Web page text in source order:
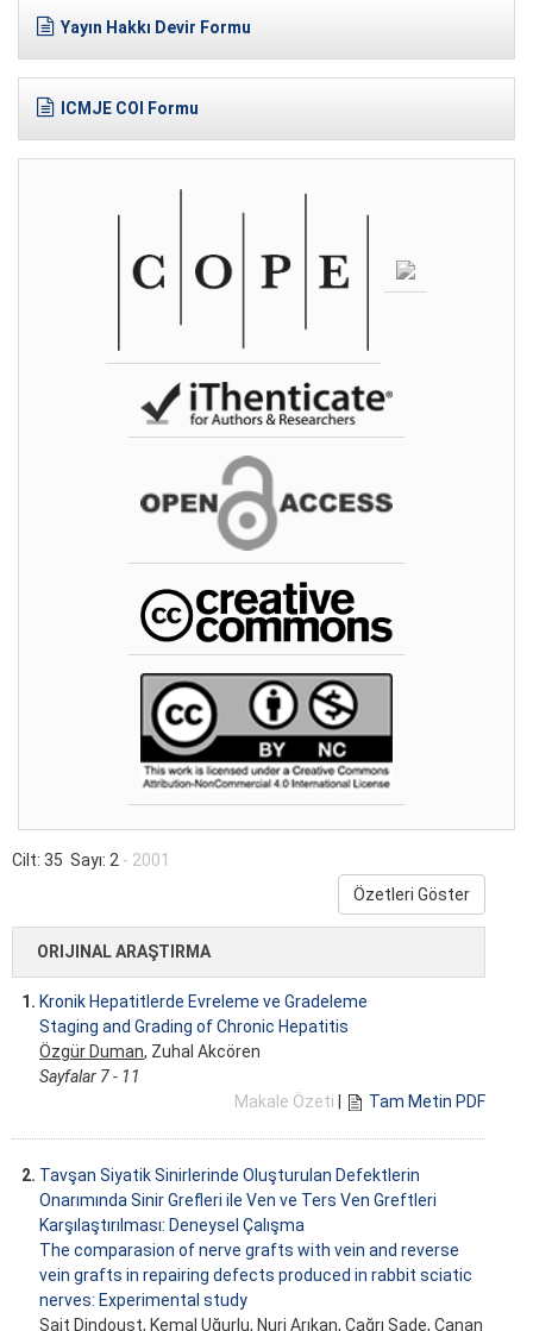
Yayın Hakkı Devir Formu
ICMJE COI Formu
Cilt: 35 Sayı: 2 - 2001
Özetleri Göster
ORIJINAL ARAŞTIRMA
1. Kronik Hepatitlerde Evreleme ve Gradeleme
Staging and Grading of Chronic Hepatitis
Özgür Duman, Zuhal Akcören
Sayfalar 7 - 11
Makale Özeti
Tam Metin PDF
2. Tavşan Siyatik Sinirlerinde Oluşturulan Defektlerin
Onarımında Sinir Grefleri ile Ven ve Ters Ven Greftleri
Karşılaştırılması: Deneysel Çalışma
The comparasion of nerve grafts with vein and reverse
vein grafts in repairing defects produced in rabbit sciatic
nerves: Experimental study
Sait Dindoust, Kemal Uğurlu, Nuri Arıkan, Çağrı Sade, Canan